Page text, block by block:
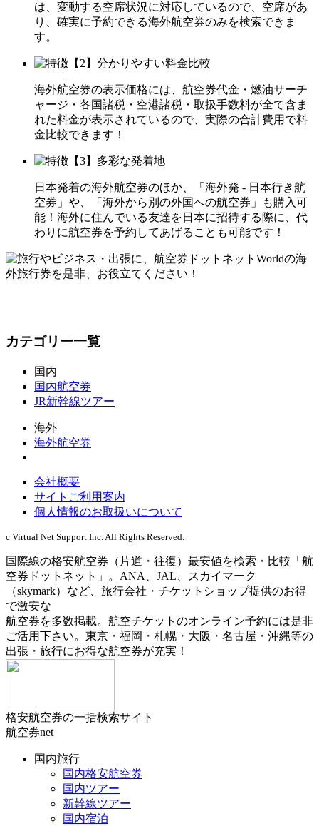
は、変動する空席状況に対応しているので、空席があ
り、確実に予約できる海外航空券のみを検索できま
す。
海外航空券の表示価格には、航空券代金・燃油サーチ
ャージ・各国諸税・空港諸税・取扱手数料が全て含ま
れた料金が表示されているので、実際の合計費用で料
金比較できます！
日本発着の海外航空券のほか、「海外発 - 日本行き航
空券」や、「海外から別の外国への航空券」も購入可
能！海外に住んでいる友達を日本に招待する際に、代
わりに航空券を予約してあげることも可能です！
カテゴリー一覧
国内
国内航空券
JR新幹線ツアー
海外
海外航空券
会社概要
サイトご利用案内
個人情報のお取扱いについて
c Virtual Net Support Inc. All Rights Reserved.
国際線の格安航空券（片道・往復）最安値を検索・比較「航
空券ドットネット」。ANA、JAL、スカイマーク
（skymark）など、旅行会社・チケットショップ提供のお得
で激安な
航空券を多数掲載。航空チケットのオンライン予約には是非
ご活用下さい。東京・福岡・札幌・大阪・名古屋・沖縄等の
出張・旅行にお得な航空券が充実！
格安航空券の一括検索サイト
航空券net
国内旅行
国内格安航空券
国内ツアー
新幹線ツアー
国内宿泊